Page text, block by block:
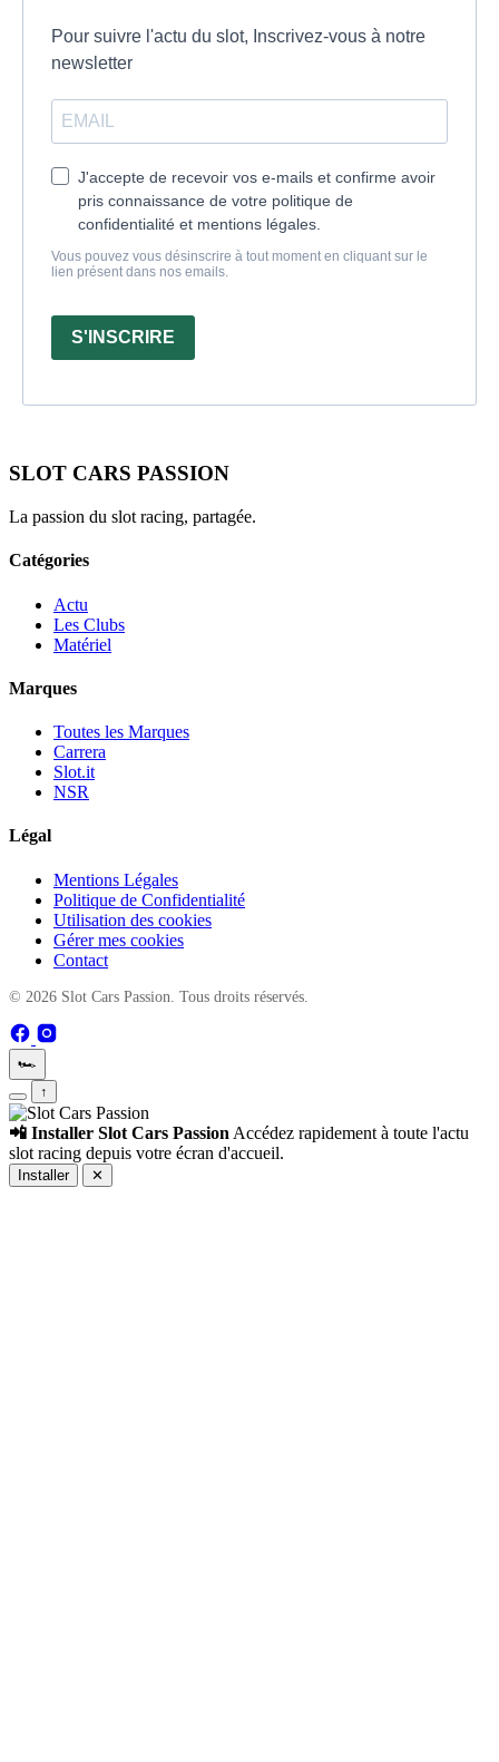
Pour suivre l'actu du slot, Inscrivez-vous à notre
newsletter
J'accepte de recevoir vos e-mails et confirme avoir
pris connaissance de votre politique de
confidentialité et mentions légales.
Vous pouvez vous désinscrire à tout moment en cliquant sur le
lien présent dans nos emails.
S'INSCRIRE
SLOT CARS PASSION
La passion du slot racing, partagée.
Catégories
Actu
Les Clubs
Matériel
Marques
Toutes les Marques
Carrera
Slot.it
NSR
Légal
Mentions Légales
Politique de Confidentialité
Utilisation des cookies
Gérer mes cookies
Contact
© 2026 Slot Cars Passion. Tous droits réservés.
🏎️
↑
📲 Installer Slot Cars Passion Accédez rapidement à toute l'actu
slot racing depuis votre écran d'accueil.
Installer ✕